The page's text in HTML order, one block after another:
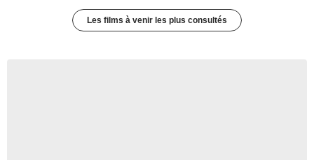
Les films à venir les plus consultés